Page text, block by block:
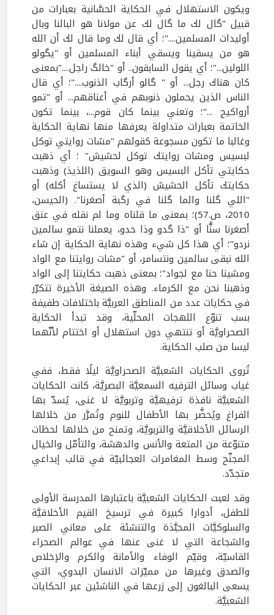
ويكون الاستهلال في الحكاية الحسَّانية بعبارات من
قبيل "گال لك ما گال لك عن مولانا هو البالنا وبال
أوليدات المسلمين...."؛ أي قال لك وما قال لك أن الله
هو من يسقينا ويسقي أبناء المسلمين أو "يگولو
اللولين..."؛ أي يقول السابقون.. أو "خالگ راجل...."بمعنى
كان هناك رجل... أو " گالو أرگاب الذنوب...."؛ أي قال
الناس الذين يحملون ذنوبهم في أعناقهم... أو "تمو
أرواكيج ..."؛ وتعني بينما كان قوم...، بينما تكون
الخاتمة بعبارات متداولة يعرفها منها نهاية الحكاية
وغالبا ما تكون مسجوعة كقولهم "مشات روايتي توكل
لبسيس ومشات روايتك توكل لحشيش" ؛ أي ذهبت
حكايتي تأكل البسيس وهو السويق (اللذيذ) وذهبت
حكايتك تأكل الحشيش (الذي لا يستساغ أكله) أو
"اللي گلنا والما گلنا في رگبة أصغرنا". (الحيسن،
2010، ص.57)؛ بمعنى ما قلناه وما لم نقله في عنق
أصغرنا سنًّا أو "ذا گدو وذا حدو، يعملنا نتمو سالمين
نردو"؛ أي هذا كل شيء وهذه نهاية الحكاية إن شاء
الله نبقى سالمين ونتسامر، أو "مشات روايتنا مع الواد
ومشينا حنا مع لجواد"؛ بمعنى ذهبت حكايتنا إلى الواد
وذهبنا نحن مع الكرماء. وهذه الصيغة الأخيرة تتكرّر
في حكايات عدد من المناطق العربيَّة باختلافات طفيفة
بسب تنوّع اللهجات المحلّية، وقد تبدأ الحكاية
الصحراويَّة أو تنتهي دون استهلال أو اختتام لأنّهما
ليسا من صلب الحكاية.
تُروى الحكايات الشعبيَّة الصحراويَّة ليلًا فقط، ففي
غياب وسائل الترفيه السمعيَّة البصريَّة، كانت الحكايات
الشعبيَّة نافذة ترفيهيَّة وتربويَّة لا غنى، يُسدّ بها
الفراغ ويُحضَّر بها الأطفال للنوم وتُمرَّر من خلالها
الرسائل الأخلاقيَّة والتربويَّة، وتمنح من خلالها لحظات
متنوّعة من المتعة والأنس والدهشة، والتأمّل والخيال
المجنّح وسط المغامرات العجائبيّة في قالب إبداعي
متجدّد.
وقد لعبت الحكايات الشعبيَّة باعتبارها المدرسة الأولى
للطفل، أدوارا كبيرة في ترسيخ القيم الأخلاقيَّة
والسلوكيَّات المحبَّذة والتنشئة على معاني الصبر
والشجاعة التي لا غنى عنها في عوالم الصحراء
القاسيّة، وقيّم الوفاء والأمانة والكرم والإخلاص
والصدق وغيرها من مميّزات الانسان البدوي، التي
يسعى البالغون إلى زرعها في الناشئين عبر الحكايات
الشعبيَّة.